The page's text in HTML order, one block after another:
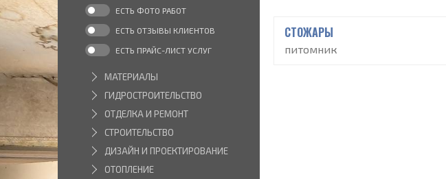
ЕСТЬ ФОТО РАБОТ
ЕСТЬ ОТЗЫВЫ КЛИЕНТОВ
ЕСТЬ ПРАЙС-ЛИСТ УСЛУГ
МАТЕРИАЛЫ
ГИДРОСТРОИТЕЛЬСТВО
ОТДЕЛКА И РЕМОНТ
СТРОИТЕЛЬСТВО
ДИЗАЙН И ПРОЕКТИРОВАНИЕ
ОТОПЛЕНИЕ
СТОЖАРЫ
питомник